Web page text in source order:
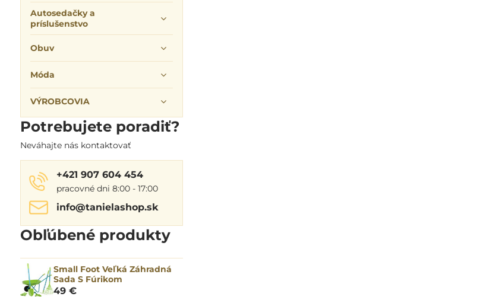
Autosedačky a
príslušenstvo
Obuv
Móda
VÝROBCOVIA
Potrebujete poradiť?
Neváhajte nás kontaktovať
+421 907 604 454
pracovné dni 8:00 - 17:00
info​@tanielashop​.sk
Obľúbené produkty
Small Foot Veľká Záhradná
Sada S Fúrikom
49 €